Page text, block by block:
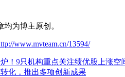
为博主原创。
www.mvteam.cn/13594/
！9只机构重点关注绩优股上涨空
化，推出多项创新成果